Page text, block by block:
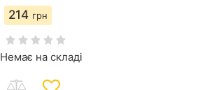
214 грн
Немає на складі